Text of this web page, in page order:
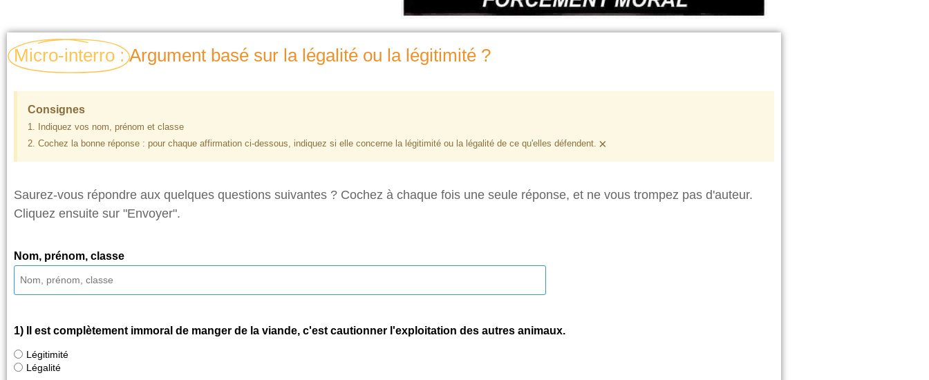
Micro-interro : Argument basé sur la légalité ou la légitimité ?
Consignes
1. Indiquez vos nom, prénom et classe
2. Cochez la bonne réponse : pour chaque affirmation ci-dessous, indiquez si elle concerne la légitimité ou la légalité de ce qu'elles défendent. ×
Saurez-vous répondre aux quelques questions suivantes ? Cochez à chaque fois une seule réponse, et ne vous trompez pas d'auteur.
Cliquez ensuite sur "Envoyer".
Nom, prénom, classe
1) Il est complètement immoral de manger de la viande, c'est cautionner l'exploitation des autres animaux.
Légitimité
Légalité